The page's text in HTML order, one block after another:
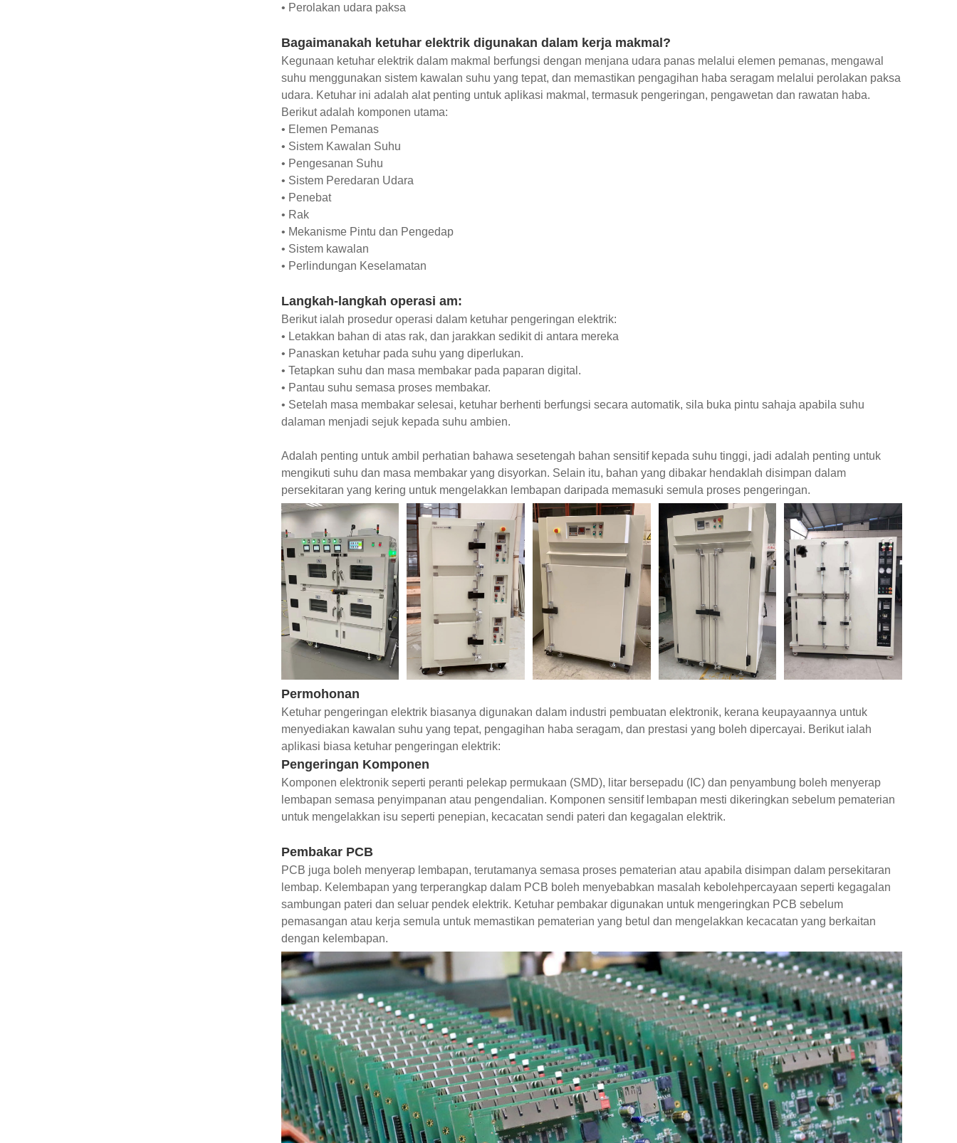
• Perolakan udara paksa
Bagaimanakah ketuhar elektrik digunakan dalam kerja makmal?
Kegunaan ketuhar elektrik dalam makmal berfungsi dengan menjana udara panas melalui elemen pemanas, mengawal
suhu menggunakan sistem kawalan suhu yang tepat, dan memastikan pengagihan haba seragam melalui perolakan paksa
udara. Ketuhar ini adalah alat penting untuk aplikasi makmal, termasuk pengeringan, pengawetan dan rawatan haba.
Berikut adalah komponen utama:
• Elemen Pemanas
• Sistem Kawalan Suhu
• Pengesanan Suhu
• Sistem Peredaran Udara
• Penebat
• Rak
• Mekanisme Pintu dan Pengedap
• Sistem kawalan
• Perlindungan Keselamatan
Langkah-langkah operasi am:
Berikut ialah prosedur operasi dalam ketuhar pengeringan elektrik:
• Letakkan bahan di atas rak, dan jarakkan sedikit di antara mereka
• Panaskan ketuhar pada suhu yang diperlukan.
• Tetapkan suhu dan masa membakar pada paparan digital.
• Pantau suhu semasa proses membakar.
• Setelah masa membakar selesai, ketuhar berhenti berfungsi secara automatik, sila buka pintu sahaja apabila suhu
dalaman menjadi sejuk kepada suhu ambien.
Adalah penting untuk ambil perhatian bahawa sesetengah bahan sensitif kepada suhu tinggi, jadi adalah penting untuk
mengikuti suhu dan masa membakar yang disyorkan. Selain itu, bahan yang dibakar hendaklah disimpan dalam
persekitaran yang kering untuk mengelakkan lembapan daripada memasuki semula proses pengeringan.
Permohonan
Ketuhar pengeringan elektrik biasanya digunakan dalam industri pembuatan elektronik, kerana keupayaannya untuk
menyediakan kawalan suhu yang tepat, pengagihan haba seragam, dan prestasi yang boleh dipercayai. Berikut ialah
aplikasi biasa ketuhar pengeringan elektrik:
Pengeringan Komponen
Komponen elektronik seperti peranti pelekap permukaan (SMD), litar bersepadu (IC) dan penyambung boleh menyerap
lembapan semasa penyimpanan atau pengendalian. Komponen sensitif lembapan mesti dikeringkan sebelum pematerian
untuk mengelakkan isu seperti penepian, kecacatan sendi pateri dan kegagalan elektrik.
Pembakar PCB
PCB juga boleh menyerap lembapan, terutamanya semasa proses pematerian atau apabila disimpan dalam persekitaran
lembap. Kelembapan yang terperangkap dalam PCB boleh menyebabkan masalah kebolehpercayaan seperti kegagalan
sambungan pateri dan seluar pendek elektrik. Ketuhar pembakar digunakan untuk mengeringkan PCB sebelum
pemasangan atau kerja semula untuk memastikan pematerian yang betul dan mengelakkan kecacatan yang berkaitan
dengan kelembapan.